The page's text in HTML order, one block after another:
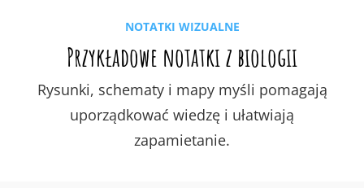
NOTATKI WIZUALNE
Przykładowe notatki z biologii
Rysunki, schematy i mapy myśli pomagają
uporządkować wiedzę i ułatwiają
zapamietanie.